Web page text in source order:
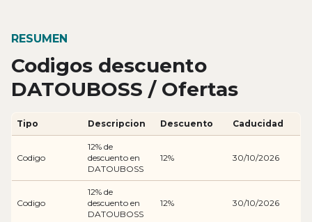
RESUMEN
Codigos descuento
DATOUBOSS / Ofertas
Tipo Descripcion Descuento Caducidad
Codigo
12% de
descuento en
DATOUBOSS
12% 30/10/2026
Codigo
12% de
descuento en
DATOUBOSS
12% 30/10/2026